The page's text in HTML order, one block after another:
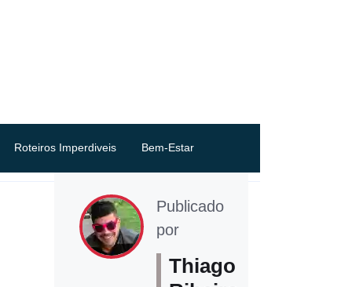
Roteiros Imperdiveis Bem-Estar
Publicado
por
Thiago